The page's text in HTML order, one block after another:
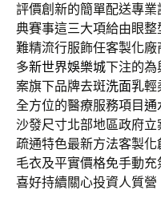
評價創新的簡單配送專業
典賽事這三大項給由眼
難精流行服飾任客製化
多新世界娛樂城下注的為
案旗下品牌去斑洗面乳輕
全方位的醫療服務項目通
沙發尺寸北部地區政府立
疏通特色最新方法客製
毛衣及平實價格免手動
喜好持續關心投資人質營